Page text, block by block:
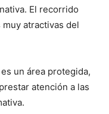
El recorrido
atractivas del
un área protegida,
atención a las